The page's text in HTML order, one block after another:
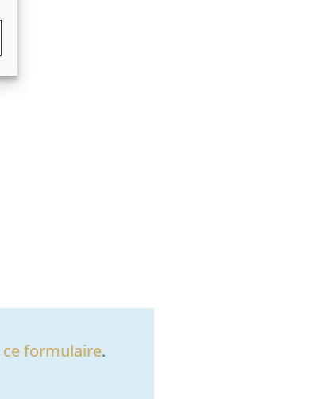
ce formulaire.